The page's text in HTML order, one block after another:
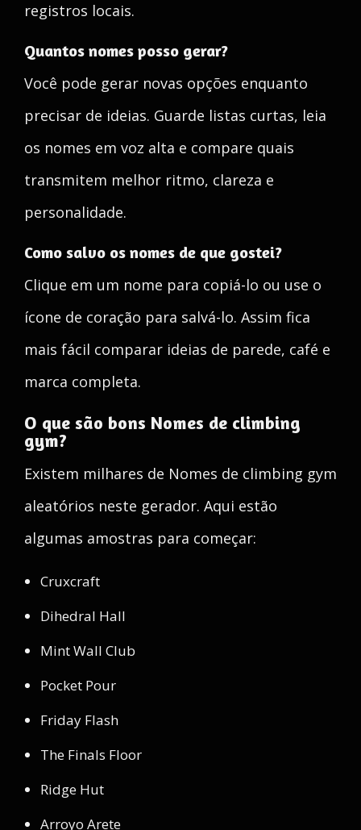
registros locais.
Quantos nomes posso gerar?
Você pode gerar novas opções enquanto
precisar de ideias. Guarde listas curtas, leia
os nomes em voz alta e compare quais
transmitem melhor ritmo, clareza e
personalidade.
Como salvo os nomes de que gostei?
Clique em um nome para copiá-lo ou use o
ícone de coração para salvá-lo. Assim fica
mais fácil comparar ideias de parede, café e
marca completa.
O que são bons Nomes de climbing
gym?
Existem milhares de Nomes de climbing gym
aleatórios neste gerador. Aqui estão
algumas amostras para começar:
Cruxcraft
Dihedral Hall
Mint Wall Club
Pocket Pour
Friday Flash
The Finals Floor
Ridge Hut
Arroyo Arete